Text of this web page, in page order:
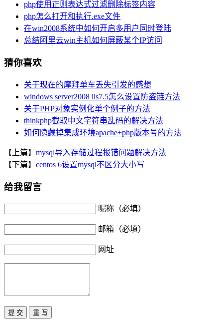
php使用正则表达式过滤删除标签内容
php怎么打开和执行.exe文件
在win2008系统中如何开启多用户同时登陆
总结阿里云win主机如何屏蔽某个IP访问
猜你喜欢
关于现在的摩拜单车丢失引发的感想
windows server2008 iis7.5怎么设置防盗链方法
关于PHP对象实例化单个例子的方法
thinkphp截取中文字符串乱码的解决方法
如何隐藏掉集成环境apache+php版本号的方法
【上篇】 mysql导入存储过程报错问题解决方法
【下篇】 centos 6设置mysql不区分大小写
给我留言
昵称（必填）
邮箱（必填）
网址